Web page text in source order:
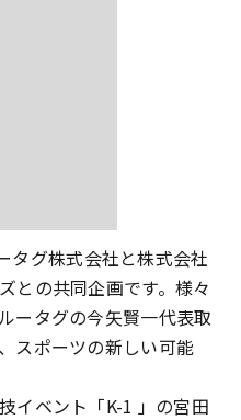
タグ株式会社と株式会社
との共同企画です。様々
ータグの今矢賢一代表取
スポーツの新しい可能
イベント「K-1 」の宮田